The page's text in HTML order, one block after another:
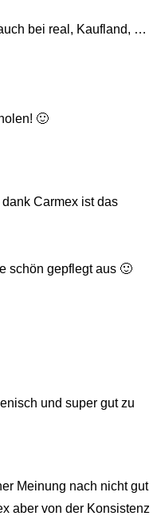
bei real, Kaufland, …
🙂
Carmex ist das
schön gepflegt aus 🙂
und super gut zu
Meinung nach nicht gut
aber von der Konsistenz